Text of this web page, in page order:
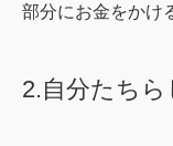
部分にお金をかけ
2.自分たち